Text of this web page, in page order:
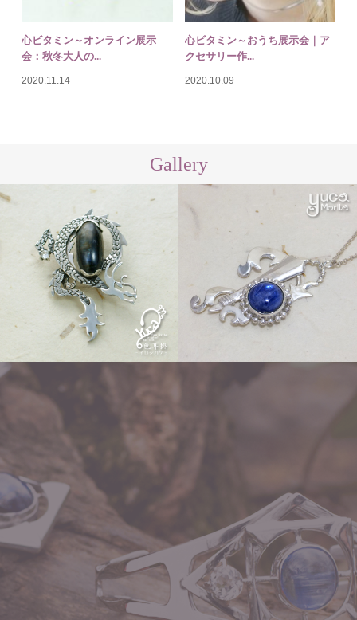
心ビタミン～オンライン展示
会：秋冬大人の...
2020.11.14
心ビタミン～おうち展示会｜ア
クセサリー作...
2020.10.09
Gallery
Order